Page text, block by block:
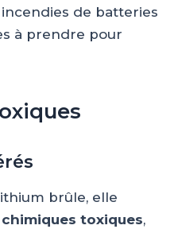
de batteries
à prendre pour
brûle, elle
toxiques,